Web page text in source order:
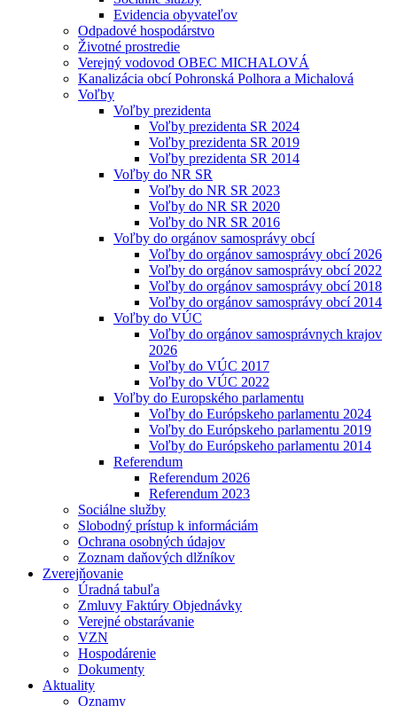
Evidencia obyvateľov
Odpadové hospodárstvo
Životné prostredie
Verejný vodovod OBEC MICHALOVÁ
Kanalizácia obcí Pohronská Polhora a Michalová
Voľby
Voľby prezidenta
Voľby prezidenta SR 2024
Voľby prezidenta SR 2019
Voľby prezidenta SR 2014
Voľby do NR SR
Voľby do NR SR 2023
Voľby do NR SR 2020
Voľby do NR SR 2016
Voľby do orgánov samosprávy obcí
Voľby do orgánov samosprávy obcí 2026
Voľby do orgánov samosprávy obcí 2022
Voľby do orgánov samosprávy obcí 2018
Voľby do orgánov samosprávy obcí 2014
Voľby do VÚC
Voľby do orgánov samosprávnych krajov
2026
Voľby do VÚC 2017
Voľby do VÚC 2022
Voľby do Europského parlamentu
Voľby do Európskeho parlamentu 2024
Voľby do Európskeho parlamentu 2019
Voľby do Európskeho parlamentu 2014
Referendum
Referendum 2026
Referendum 2023
Sociálne služby
Slobodný prístup k informáciám
Ochrana osobných údajov
Zoznam daňových dlžníkov
Zverejňovanie
Úradná tabuľa
Zmluvy Faktúry Objednávky
Verejné obstarávanie
VZN
Hospodárenie
Dokumenty
Aktuality
Oznamy